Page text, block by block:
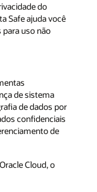
do
Safe ajuda você
uso não
de sistema
de dados por
confidenciais
de
Cloud, o